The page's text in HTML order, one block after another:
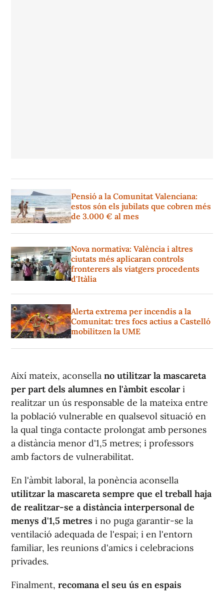
Pensió a la Comunitat Valenciana:
estos són els jubilats que cobren més
de 3.000 € al mes
Nova normativa: València i altres
ciutats més aplicaran controls
fronterers als viatgers procedents
d'Itàlia
Alerta extrema per incendis a la
Comunitat: tres focs actius a Castelló
mobilitzen la UME
Així mateix, aconsella no utilitzar la mascareta
per part dels alumnes en l'àmbit escolari
realitzar un ús responsable de la mateixa entre
la població vulnerable en qualsevol situació en
la qual tinga contacte prolongat amb persones
a distància menor d'1,5 metres; i professors
amb factors de vulnerabilitat.
En l'àmbit laboral, la ponència aconsella
utilitzar la mascareta sempre que el treball haja
de realitzar-se a distància interpersonal de
menys d'1,5 metres i no puga garantir-se la
ventilació adequada de l'espai; i en l'entorn
familiar, les reunions d'amics i celebracions
privades.
Finalment, recomana el seu ús en espais